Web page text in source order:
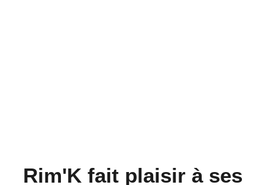
Rim'K fait plaisir à ses